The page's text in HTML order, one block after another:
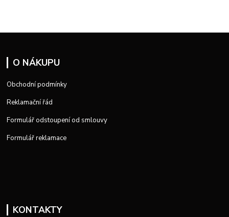
O NÁKUPU
Obchodní podmínky
Reklamační řád
Formulář odstoupení od smlouvy
Formulář reklamace
KONTAKTY